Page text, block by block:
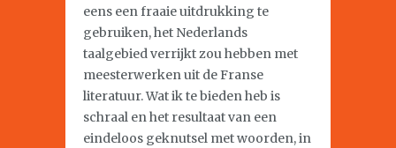
eens een fraaie uitdrukking te
gebruiken, het Nederlands
taalgebied verrijkt zou hebben met
meesterwerken uit de Franse
literatuur. Wat ik te bieden heb is
schraal en het resultaat van een
eindeloos geknutsel met woorden, in